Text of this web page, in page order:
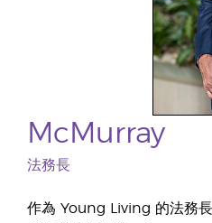
McMurray
法務長
作為 Young Living 的法務